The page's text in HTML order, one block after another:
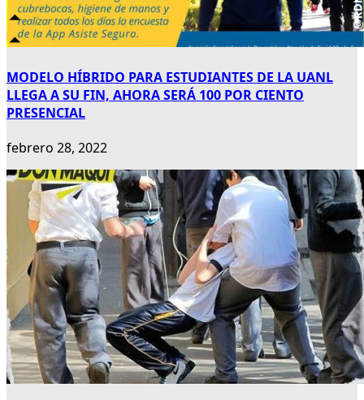
MODELO HÍBRIDO PARA ESTUDIANTES DE LA UANL
LLEGA A SU FIN, AHORA SERÁ 100 POR CIENTO
PRESENCIAL
febrero 28, 2022